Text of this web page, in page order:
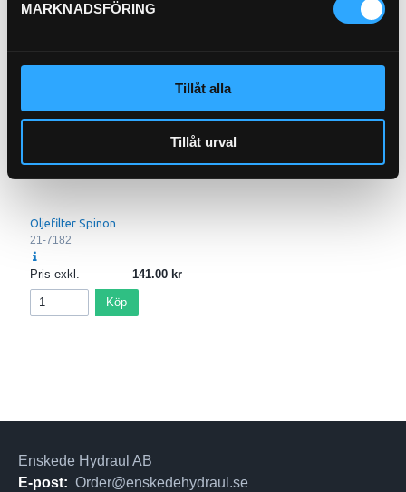
MARKNADSFÖRING
Tillåt alla
Tillåt urval
Köp Köp
Oljefilter Spinon
21-7182
Pris exkl. 141.00
Köp
Enskede Hydraul AB
E-post: Order@enskedehydraul.se